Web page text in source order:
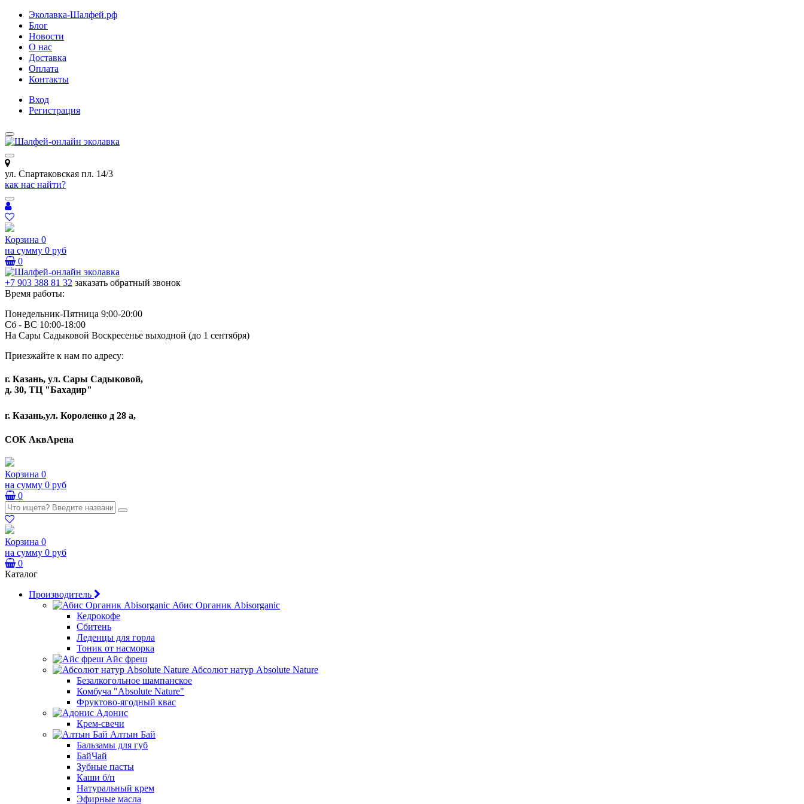
Эколавка-Шалфей.рф
Блог
Новости
О нас
Доставка
Оплата
Контакты
Вход
Регистрация
ул. Спартаковская пл. 14/3
как нас найти?
Корзина 0
на сумму 0 руб
0
+7 903 388 81 32 заказать обратный звонок
Время работы:
Понедельник-Пятница 9:00-20:00
Сб - ВС 10:00-18:00
На Сары Садыковой Воскресенье выходной (до 1 сентября)
Приезжайте к нам по адресу:
г. Казань, ул. Сары Садыковой,
д. 30, ТЦ "Бахадир"
г. Казань,ул. Короленко д 28 а,
СОК АквАрена
Корзина 0
на сумму 0 руб
0
Корзина 0
на сумму 0 руб
0
Каталог
Производитель
Абис Органик Abisorganic
Кедрокофе
Сбитень
Леденцы для горла
Тоник от насморка
Айс фреш
Абсолют натур Absolute Nature
Безалкогольное шампанское
Комбуча "Absolute Nature"
Фруктово-ягодный квас
Адонис
Крем-свечи
Алтын Бай
Бальзамы для губ
БайЧай
Зубные пасты
Каши б/п
Натуральный крем
Эфирные масла